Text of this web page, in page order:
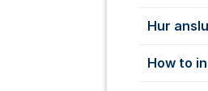
Hur
How to